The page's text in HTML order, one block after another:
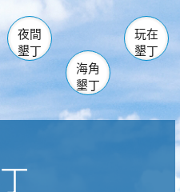
南仁湖
佳樂水
森林遊樂區
管處遊客中心
社頂公園 風吹沙
船帆石 龍磐公園
香蕉灣
砂島
鵝鑾鼻
夜間
墾丁
海角
墾丁
玩在
墾丁